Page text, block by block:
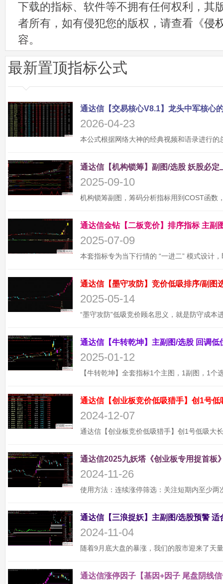
下载的指标、软件等不拥有任何权利，其
者所有，如有侵犯您的版权，请查看《侵
容。
最新置顶指标公式
2026-04-23
2025-09-10
2025-07-09
2025-05-14
2025-01-12
通达信【创业板竞价低吸猎手】创1号
2024-12-07
通达信2025九妖塔《创业板专用捉首板
2024-11-26
2024-11-04
通达信涨停因子【基因+因子 尾盘阴线